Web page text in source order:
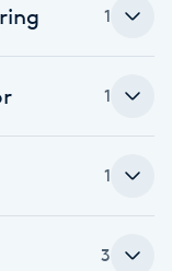
1
1
1
3